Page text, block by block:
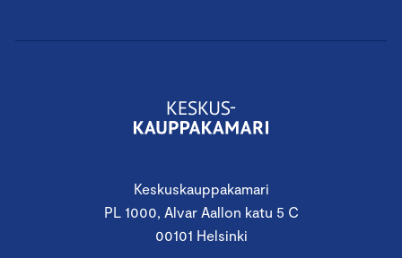
Keskuskauppakamari
PL 1000, Alvar Aallon katu 5 C
00101 Helsinki